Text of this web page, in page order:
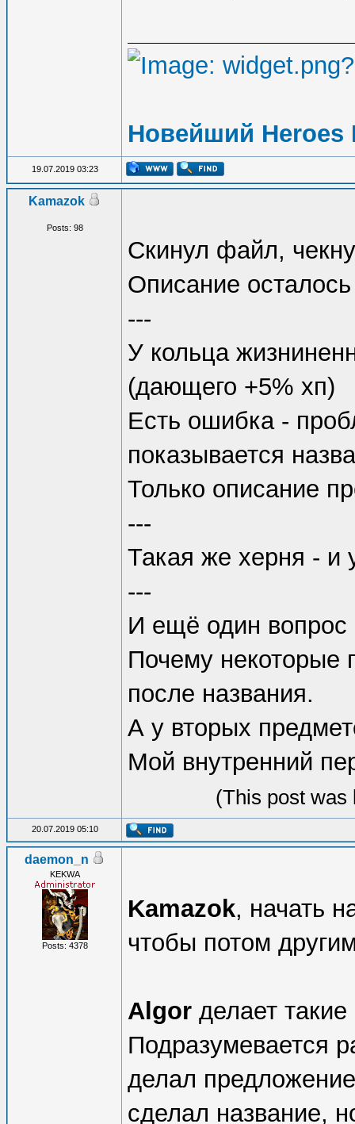
Новейший Heroes
19.07.2019 03:23
Kamazok
Posts: 98
Скинул файл,
Описание
---
У кольца
(дающего +5% хп)
Есть ошибка -
показывается
Только описание
---
Такая же херня - и
---
И ещё один вопрос
Почему некоторые
после названия.
А у вторых
Мой внутренний
(This post
20.07.2019 05:10
daemon_n
KEKWA
Posts: 4378
Kamazok, начать
чтобы потом
Algor делает
Подразумевается
делал
сделал название,